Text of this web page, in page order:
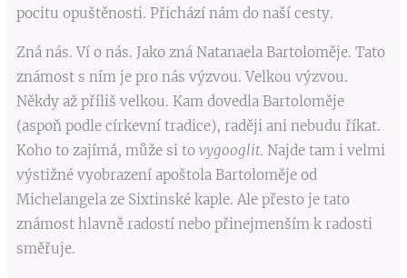
pocitu opuštěnosti. Přichází nám do naší cesty.
Zná nás. Ví o nás. Jako zná Natanaela Bartoloměje. Tato
známost s ním je pro nás výzvou. Velkou výzvou.
Někdy až příliš velkou. Kam dovedla Bartoloměje
(aspoň podle církevní tradice), raději ani nebudu říkat.
Koho to zajímá, může si to vygooglit. Najde tam i velmi
výstižné vyobrazení apoštola Bartoloměje od
Michelangela ze Sixtinské kaple. Ale přesto je tato
známost hlavně radostí nebo přinejmenším k radosti
směřuje.